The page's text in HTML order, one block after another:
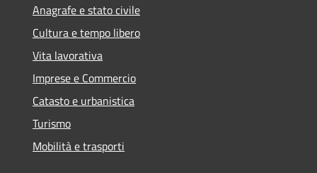
Anagrafe e stato civile
Cultura e tempo libero
Vita lavorativa
Imprese e Commercio
Catasto e urbanistica
Turismo
Mobilità e trasporti